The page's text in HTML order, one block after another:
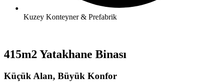
Kuzey Konteyner & Prefabrik
415m2 Yatakhane Binası
Küçük Alan, Büyük Konfor